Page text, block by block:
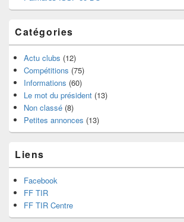
Catégories
Actu clubs (12)
Compétitions (75)
Informations (60)
Le mot du président (13)
Non classé (8)
Petites annonces (13)
Liens
Facebook
FF TIR
FF TIR Centre